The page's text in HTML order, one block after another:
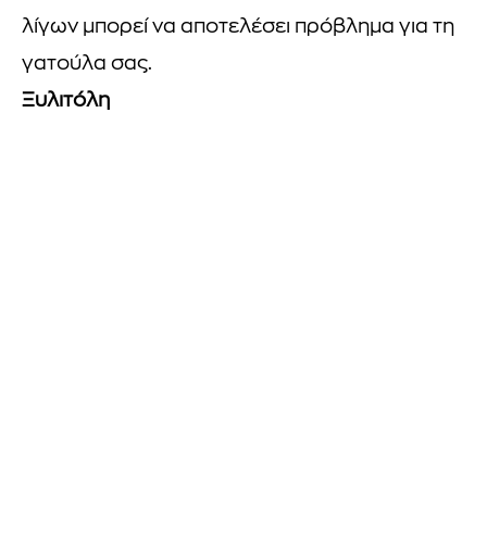
λίγων μπορεί να αποτελέσει πρόβλημα για τη
γατούλα σας.
Ξυλιτόλη